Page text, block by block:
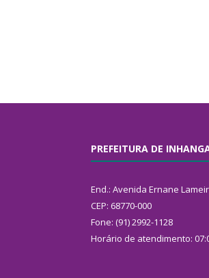
PREFEITURA DE
End.: Avenida Ernane
CEP: 68770-000
Fone: (91) 2992-1128
Horário de atendimento: